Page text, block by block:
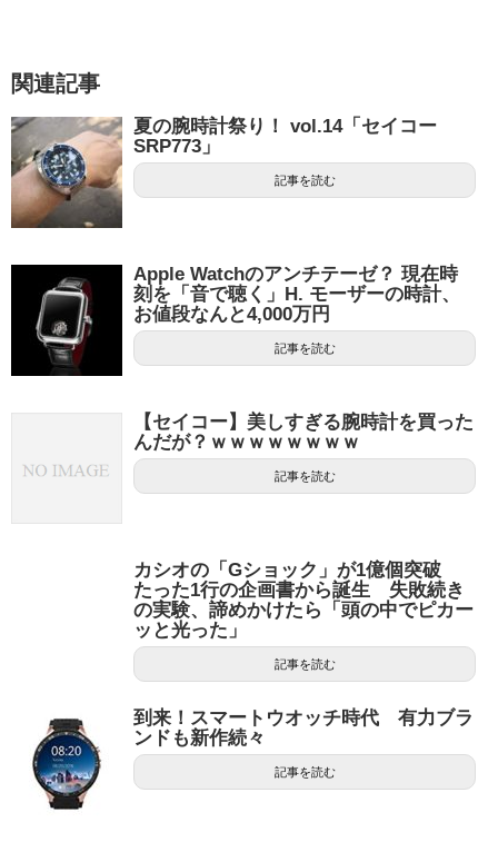
関連記事
夏の腕時計祭り！ vol.14「セイコー
SRP773」
記事を読む
Apple Watchのアンチテーゼ？ 現在時
刻を「音で聴く」H. モーザーの時計、
お値段なんと4,000万円
記事を読む
【セイコー】美しすぎる腕時計を買った
んだが？ｗｗｗｗｗｗｗｗ
記事を読む
カシオの「Gショック」が1億個突破
たった1行の企画書から誕生 失敗続き
の実験、諦めかけたら「頭の中でピカー
ッと光った」
記事を読む
到来！スマートウオッチ時代 有力ブラ
ンドも新作続々
記事を読む